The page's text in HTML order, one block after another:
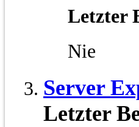
Letzter
Nie
Server
Letzter